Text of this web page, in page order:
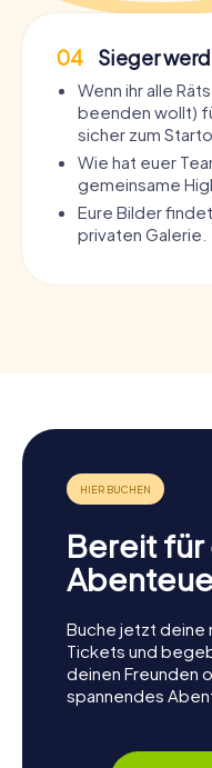
04 Sieger
Wenn ihr alle
beenden wollt)
sicher zum
Wie hat euer
gemeinsame
Eure Bilder
privaten Galerie.
Bereit für
Buche jetzt deine
Tickets und
deinen Freunden
spannendes